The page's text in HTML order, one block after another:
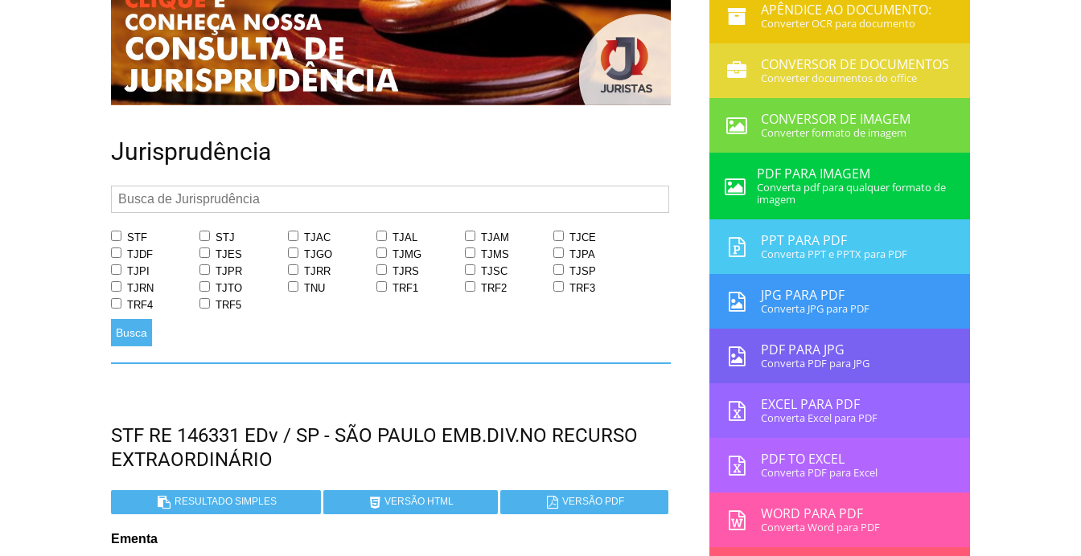
Jurisprudência
STF STJ TJAC TJAL TJAM
TJCE
TJDF
TJES TJGO TJMG TJMS
TJPA
TJPI
TJPR TJRR TJRS TJSC
TJSP
TJRN
TJTO TNU TRF1 TRF2
TRF3
TRF4
TRF5
Busca
STF RE 146331 EDv / SP - SÃO PAULO EMB.DIV.NO RECURSO
EXTRAORDINÁRIO
RESULTADO SIMPLES VERSÃO HTML VERSÃO PDF
Ementa
APÊNDICE AO DOCUMENTO:
Converter OCR para documento
CONVERSOR DE DOCUMENTOS
Converter documentos do office
CONVERSOR DE IMAGEM
Converter formato de imagem
PDF PARA IMAGEM
Converta pdf para qualquer formato de
imagem
PPT PARA PDF
Converta PPT e PPTX para PDF
JPG PARA PDF
Converta JPG para PDF
PDF PARA JPG
Converta PDF para JPG
EXCEL PARA PDF
Converta Excel para PDF
PDF TO EXCEL
Converta PDF para Excel
WORD PARA PDF
Converta Word para PDF